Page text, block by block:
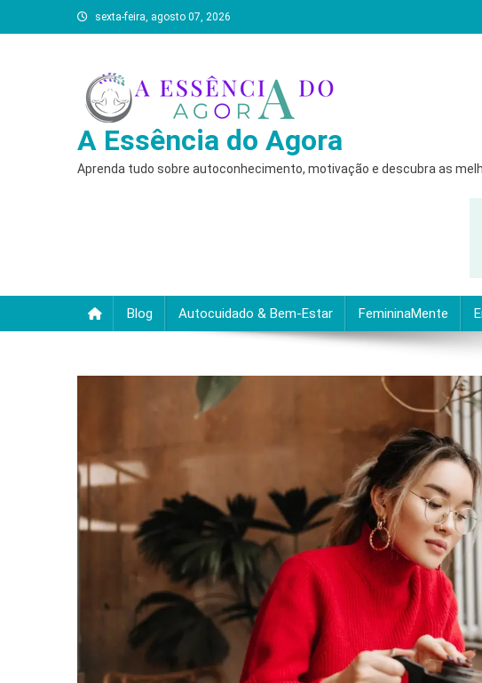
to
sexta-feira, agosto 07, 2026
A Essência do Agora
Aprenda tudo sobre autoconhecimento, motivação e descubra as
Blog Autocuidado & Bem-Estar FemininaMente